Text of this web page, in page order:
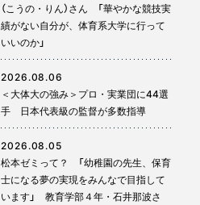
（こうの・りん）さん 「華やかな競技実
績がない自分が、体育系大学に行って
いいのか」
2026.08.06
＜大体大の強み＞プロ・実業団に44選
手 日本代表級の監督が多数指導
2026.08.05
松本ゼミって？ 「幼稚園の先生、保育
士になる夢の実現をみんなで目指して
います」 教育学部４年・石井那波さ